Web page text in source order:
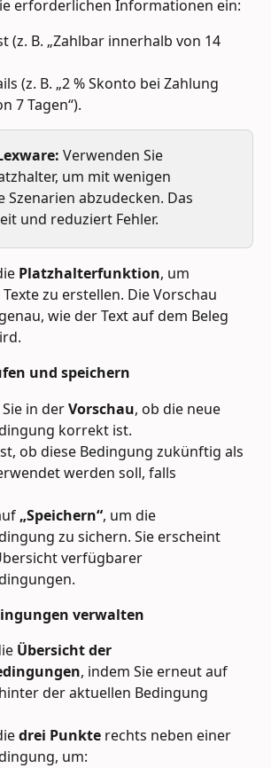
erforderlichen Informationen ein:
(z. B. „Zahlbar innerhalb von 14
(z. B. „2 % Skonto bei Zahlung
7 Tagen“).
Verwenden Sie
um mit wenigen
Szenarien abzudecken. Das
und reduziert Fehler.
Platzhalterfunktion, um
zu erstellen. Die Vorschau
wie der Text auf dem Beleg
und speichern
in der Vorschau, ob die neue
korrekt ist.
ob diese Bedingung zukünftig als
werden soll, falls
„Speichern“, um die
zu sichern. Sie erscheint
verfügbarer
verwalten
Übersicht der
, indem Sie erneut auf
der aktuellen Bedingung
drei Punkte rechts neben einer
um: